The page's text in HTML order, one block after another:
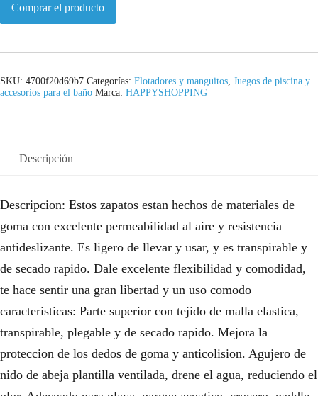
Comprar el producto
SKU: 4700f20d69b7 Categorías: Flotadores y manguitos, Juegos de piscina y
accesorios para el baño Marca: HAPPYSHOPPING
Descripción
Descripcion: Estos zapatos estan hechos de materiales de
goma con excelente permeabilidad al aire y resistencia
antideslizante. Es ligero de llevar y usar, y es transpirable y
de secado rapido. Dale excelente flexibilidad y comodidad,
te hace sentir una gran libertad y un uso comodo
caracteristicas: Parte superior con tejido de malla elastica,
transpirable, plegable y de secado rapido. Mejora la
proteccion de los dedos de goma y anticolision. Agujero de
nido de abeja plantilla ventilada, drene el agua, reduciendo el